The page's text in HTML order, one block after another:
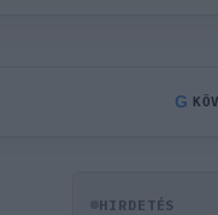
G
HIRDETÉS